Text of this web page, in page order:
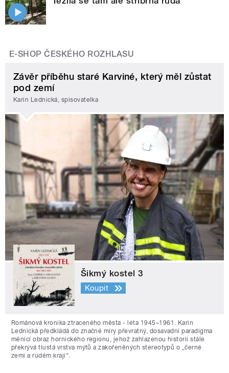
E-SHOP ČESKÉHO ROZHLASU
Závěr příběhu staré Karviné, který měl zůstat
pod zemí
Karin Lednická, spisovatelka
Šikmý kostel 3
Koupit
Románová kronika ztraceného města - léta 1945–1961. Karin
Lednická předkládá do značné míry převratný, dosavadní paradigma
měnící obraz hornického regionu, jehož zahlazenou historii stále
překrývá tlustá vrstva mýtů a zakořeněných stereotypů o „černé
zemi a rudém kraji“.